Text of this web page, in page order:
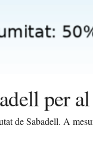
per
de Sabadell. A